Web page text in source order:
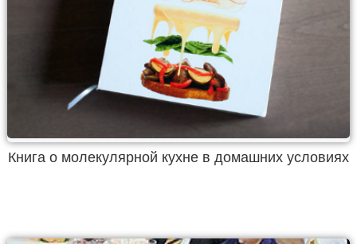
Книга о молекулярной кухне в домашних условиях